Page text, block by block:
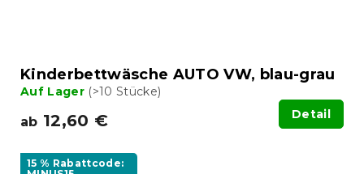
Kinderbettwäsche AUTO VW, blau-grau
Auf Lager (>10 Stücke)
ab 12,60 € Detail
15 % Rabattcode: